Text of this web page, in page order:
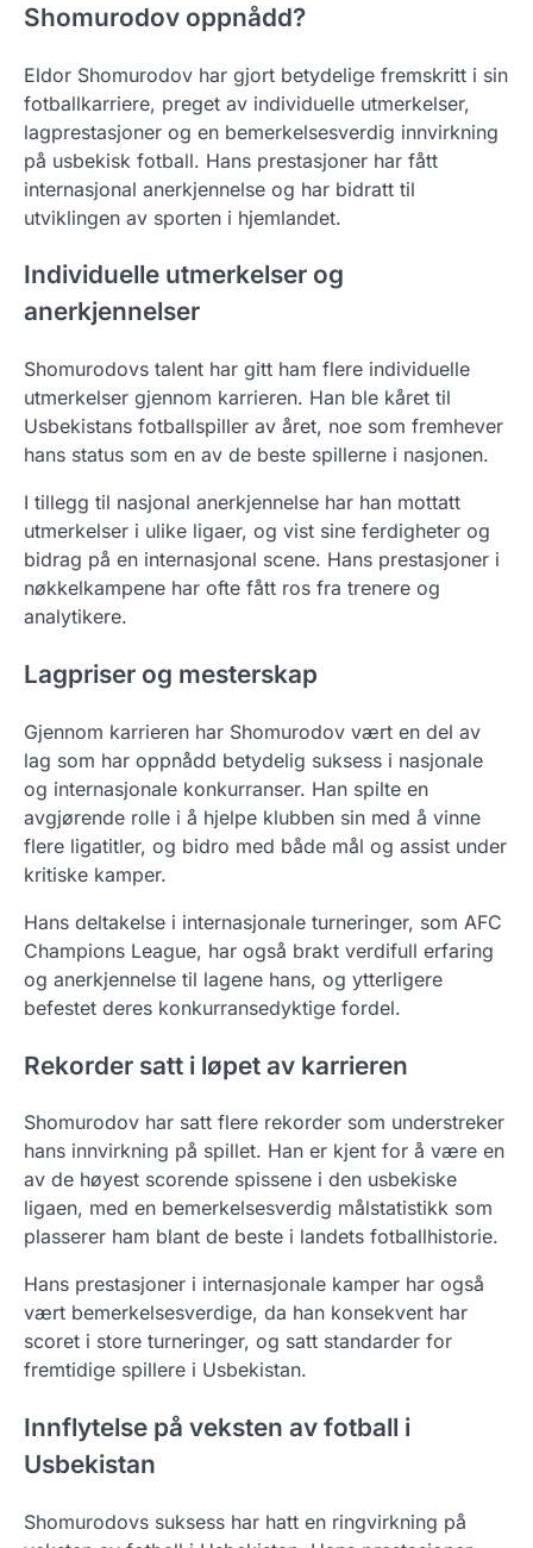
Shomurodov oppnådd?
Eldor Shomurodov har gjort betydelige fremskritt i sin
fotballkarriere, preget av individuelle utmerkelser,
lagprestasjoner og en bemerkelsesverdig innvirkning
på usbekisk fotball. Hans prestasjoner har fått
internasjonal anerkjennelse og har bidratt til
utviklingen av sporten i hjemlandet.
Individuelle utmerkelser og
anerkjennelser
Shomurodovs talent har gitt ham flere individuelle
utmerkelser gjennom karrieren. Han ble kåret til
Usbekistans fotballspiller av året, noe som fremhever
hans status som en av de beste spillerne i nasjonen.
I tillegg til nasjonal anerkjennelse har han mottatt
utmerkelser i ulike ligaer, og vist sine ferdigheter og
bidrag på en internasjonal scene. Hans prestasjoner i
nøkkelkampene har ofte fått ros fra trenere og
analytikere.
Lagpriser og mesterskap
Gjennom karrieren har Shomurodov vært en del av
lag som har oppnådd betydelig suksess i nasjonale
og internasjonale konkurranser. Han spilte en
avgjørende rolle i å hjelpe klubben sin med å vinne
flere ligatitler, og bidro med både mål og assist under
kritiske kamper.
Hans deltakelse i internasjonale turneringer, som AFC
Champions League, har også brakt verdifull erfaring
og anerkjennelse til lagene hans, og ytterligere
befestet deres konkurransedyktige fordel.
Rekorder satt i løpet av karrieren
Shomurodov har satt flere rekorder som understreker
hans innvirkning på spillet. Han er kjent for å være en
av de høyest scorende spissene i den usbekiske
ligaen, med en bemerkelsesverdig målstatistikk som
plasserer ham blant de beste i landets fotballhistorie.
Hans prestasjoner i internasjonale kamper har også
vært bemerkelsesverdige, da han konsekvent har
scoret i store turneringer, og satt standarder for
fremtidige spillere i Usbekistan.
Innflytelse på veksten av fotball i
Usbekistan
Shomurodovs suksess har hatt en ringvirkning på